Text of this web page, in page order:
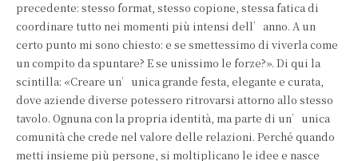
precedente: stesso format, stesso copione, stessa fatica di
coordinare tutto nei momenti più intensi dell’anno. A un
certo punto mi sono chiesto: e se smettessimo di viverla come
un compito da spuntare? E se unissimo le forze?». Di qui la
scintilla: «Creare un’unica grande festa, elegante e curata,
dove aziende diverse potessero ritrovarsi attorno allo stesso
tavolo. Ognuna con la propria identità, ma parte di un’unica
comunità che crede nel valore delle relazioni. Perché quando
metti insieme più persone, si moltiplicano le idee e nasce